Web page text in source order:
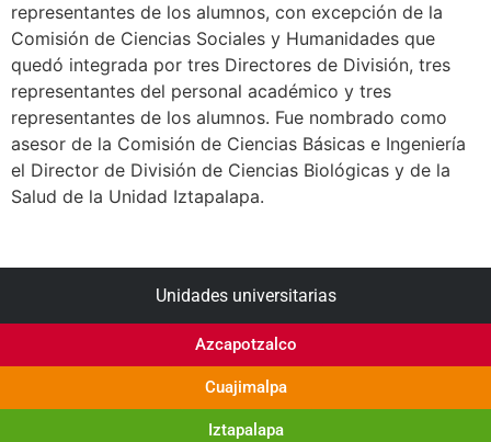
representantes de los alumnos, con excepción de la
Comisión de Ciencias Sociales y Humanidades que
quedó integrada por tres Directores de División, tres
representantes del personal académico y tres
representantes de los alumnos. Fue nombrado como
asesor de la Comisión de Ciencias Básicas e Ingeniería
el Director de División de Ciencias Biológicas y de la
Salud de la Unidad Iztapalapa.
Unidades universitarias
Azcapotzalco
Cuajimalpa
Iztapalapa